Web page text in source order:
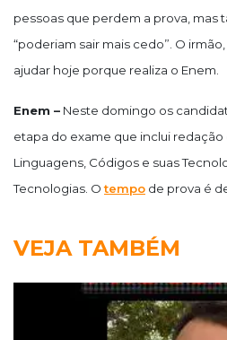
pessoas que perdem a prova, mas
“poderiam sair mais cedo”. O
ajudar hoje porque realiza o Enem.
Enem – Neste domingo os
etapa do exame que inclui
Linguagens, Códigos e suas
Tecnologias. Otempo de prova é
VEJA TAMBÉM